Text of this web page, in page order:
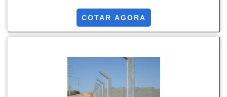
com empresas especializadas no segmento. Esse
tipo de cuidado ajuda a garantir a qualidade e
com substituições frequentes de produtos que não
cumprem com suas funções adequadamente. Assim,
é possível poupar gastos
desnecessários.DIFERENCIAIS IMPORTANTES DE
COTAR AGORA